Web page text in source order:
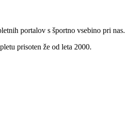
portalov s športno vsebino pri nas.
prisoten že od leta 2000.